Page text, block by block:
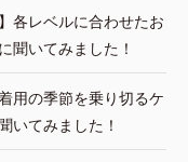
各レベルに合わせたお
聞いてみました！
用の季節を乗り切るケ
いてみました！